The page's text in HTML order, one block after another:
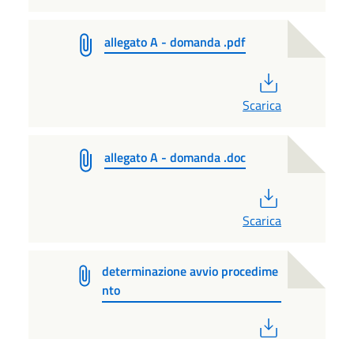
allegato A - domanda .pdf
Scarica
allegato A - domanda .doc
Scarica
determinazione avvio procedime
nto